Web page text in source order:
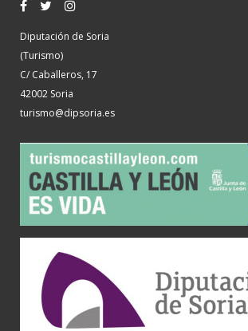
Diputación de Soria
(Turismo)
C/ Caballeros, 17
42002 Soria
turismo@dipsoria.es